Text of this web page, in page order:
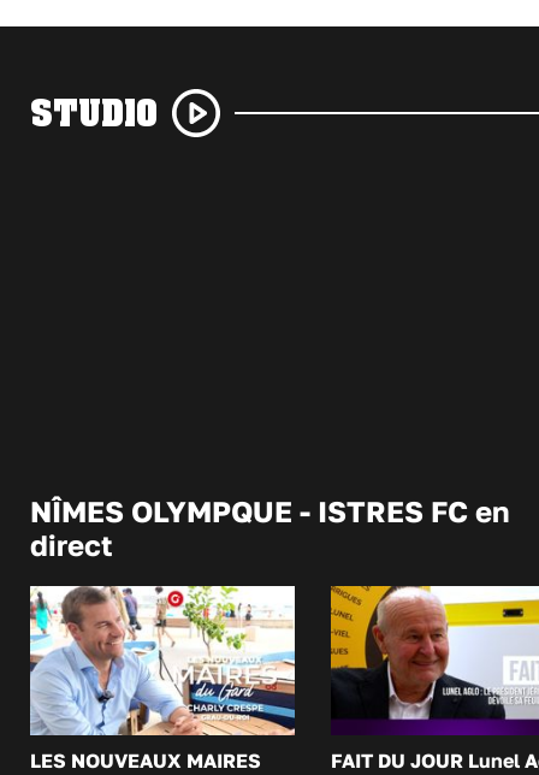
STUDIO
NÎMES OLYMPQUE - ISTRES FC en
direct
LES NOUVEAUX MAIRES
FAIT DU JOUR Lunel